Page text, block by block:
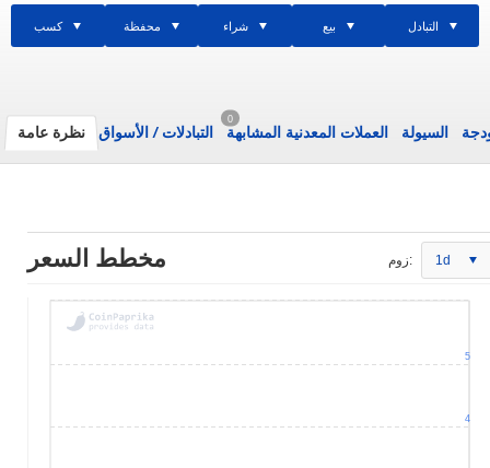
كسب محفظة شراء بيع التبادل
نظرة عامة التبادلات/ الأسواق
0
العملات المعدنية المشابهة السيولة
مخطط السعر زوم: 1d
4
5